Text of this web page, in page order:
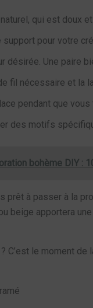
qui est doux
pour votre
désirée. Une paire
fil nécessaire et la
pendant que
des motifs
bohème DIY :
à passer à la
beige apportera
C’est le moment